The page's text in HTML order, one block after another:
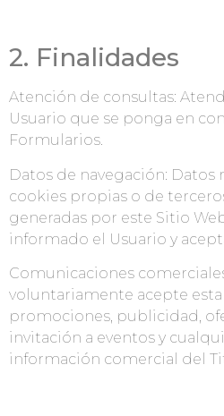
2. Finalidades
Atención de consultas:
Usuario que se ponga en
Formularios.
Datos de navegación: Datos
cookies propias o de
generadas por este Sitio
informado el Usuario y
Comunicaciones
voluntariamente acepte
promociones, publicidad,
invitación a eventos y
información comercial del